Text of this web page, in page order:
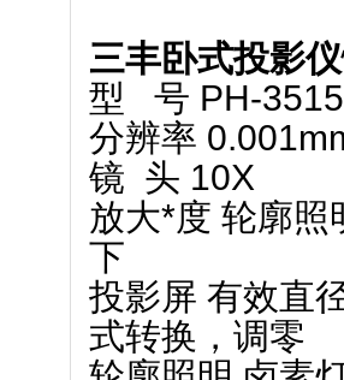
三丰卧式投影仪
型 号 PH-
分辨率
镜 头 10X
放大*度 轮廓照
下
投影屏 有效直
式转换，调零